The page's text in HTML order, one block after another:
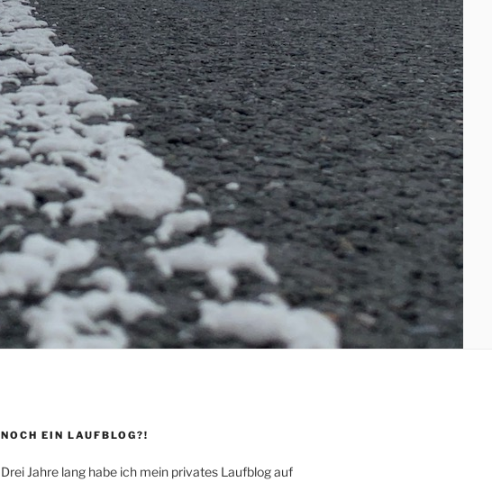
NOCH EIN LAUFBLOG?!
Drei Jahre lang habe ich mein privates Laufblog auf